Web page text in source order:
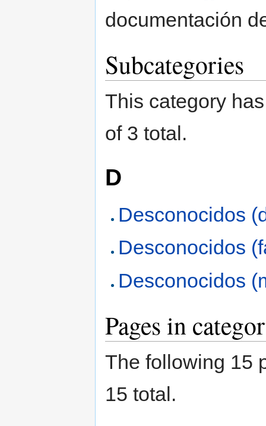
documentación
Subcategories
This category
of 3 total.
D
Desconocidos
Desconocidos
Desconocidos
Pages in
The following 15
15 total.